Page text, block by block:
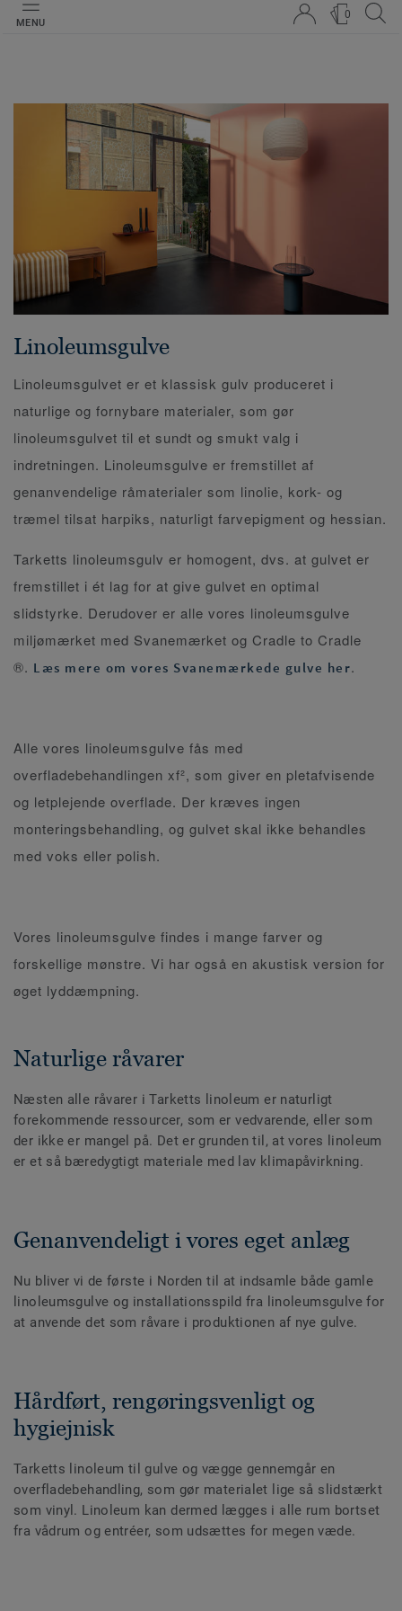
MENU
0
Linoleumsgulve
Linoleumsgulvet er et klassisk gulv produceret i
naturlige og fornybare materialer, som gør
linoleumsgulvet til et sundt og smukt valg i
indretningen. Linoleumsgulve er fremstillet af
genanvendelige råmaterialer som linolie, kork- og
træmel tilsat harpiks, naturligt farvepigment og hessian.
Tarketts linoleumsgulv er homogent, dvs. at gulvet er
fremstillet i ét lag for at give gulvet en optimal
slidstyrke. Derudover er alle vores linoleumsgulve
miljømærket med Svanemærket og Cradle to Cradle
®. Læs mere om vores Svanemærkede gulve her.
Alle vores linoleumsgulve fås med
overfladebehandlingen xf², som giver en pletafvisende
og letplejende overflade. Der kræves ingen
monteringsbehandling, og gulvet skal ikke behandles
med voks eller polish.
Vores linoleumsgulve findes i mange farver og
forskellige mønstre. Vi har også en akustisk version for
øget lyddæmpning.
Naturlige råvarer
Næsten alle råvarer i Tarketts linoleum er naturligt
forekommende ressourcer, som er vedvarende, eller som
der ikke er mangel på. Det er grunden til, at vores linoleum
er et så bæredygtigt materiale med lav klimapåvirkning.
Genanvendeligt i vores eget anlæg
Nu bliver vi de første i Norden til at indsamle både gamle
linoleumsgulve og installationsspild fra linoleumsgulve for
at anvende det som råvare i produktionen af nye gulve.
Hårdført, rengøringsvenligt og
hygiejnisk
Tarketts linoleum til gulve og vægge gennemgår en
overfladebehandling, som gør materialet lige så slidstærkt
som vinyl. Linoleum kan dermed lægges i alle rum bortset
fra vådrum og entréer, som udsættes for megen væde.